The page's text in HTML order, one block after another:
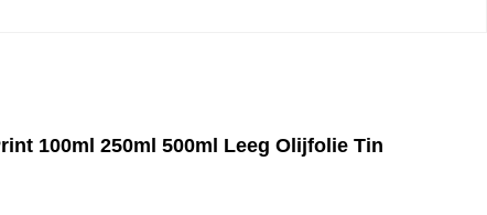
100ml 250ml 500ml Leeg Olijfolie Tin